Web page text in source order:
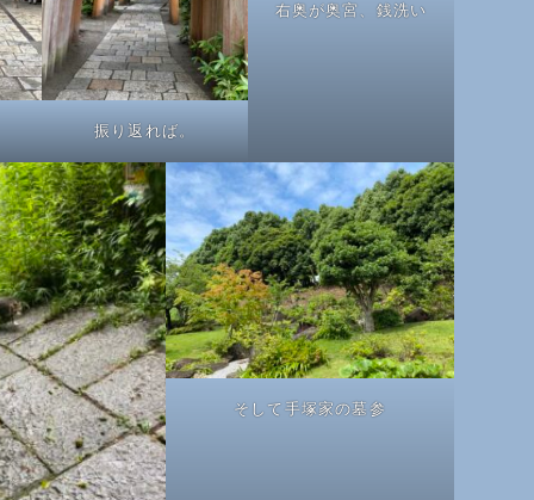
振り返れば。
右奥が奥宮、銭洗い
そして手塚家の墓参